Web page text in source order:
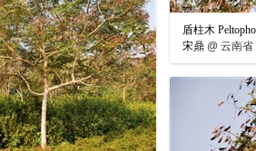
盾柱木
宋鼎 @ 云南省